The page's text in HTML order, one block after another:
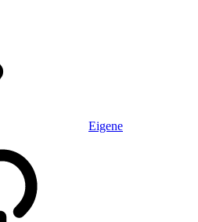
Eigene